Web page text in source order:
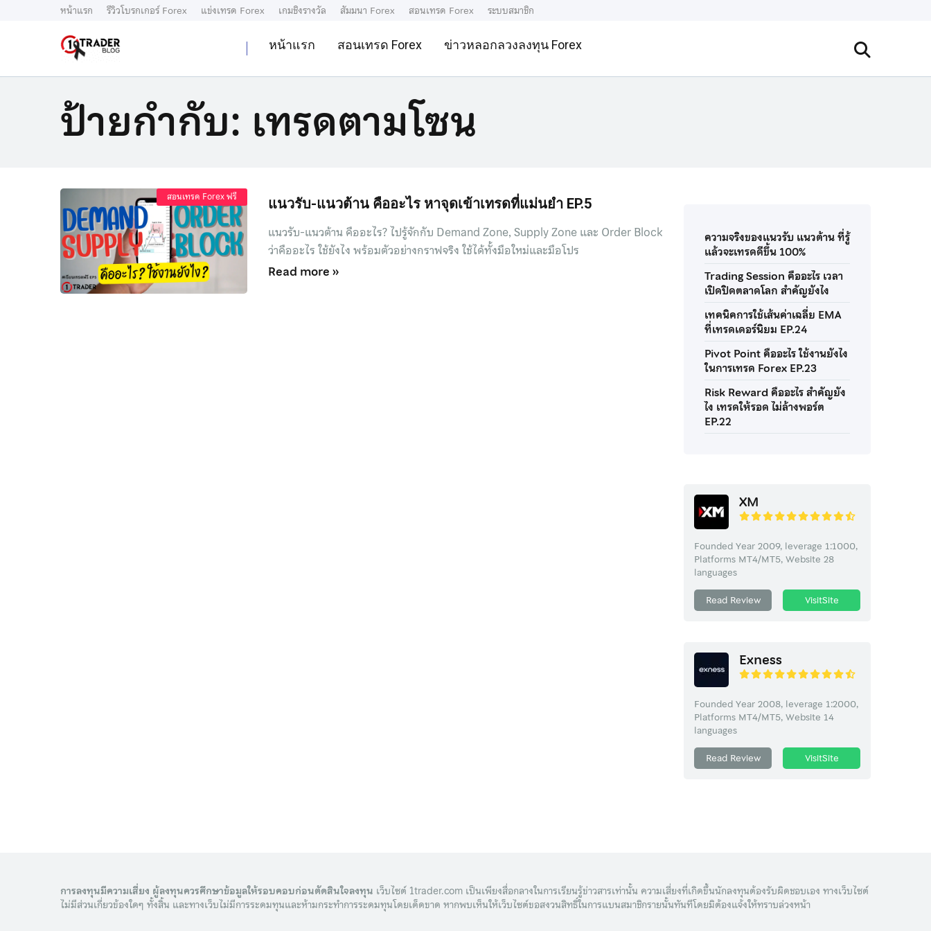
หน้าแรก รีวิวโบรกเกอร์ Forex แข่งเทรด Forex เกมชิงรางวัล สัมมนา Forex สอนเทรด Forex ระบบสมาชิก
หน้าแรก สอนเทรด Forex ข่าวหลอกลวงลงทุน Forex
ป้ายกำกับ: เทรดตามโซน
สอนเทรด Forex ฟรี แนวรับ-แนวต้าน คืออะไร หาจุดเข้าเทรดที่แม่นยำ EP.5
แนวรับ-แนวต้าน คืออะไร? ไปรู้จักกับ Demand Zone, Supply Zone และ Order Block
ว่าคืออะไร ใช้ยังไง พร้อมตัวอย่างกราฟจริง ใช้ได้ทั้งมือใหม่และมือโปร
Read more »
ความจริงของแนวรับ แนวต้าน ที่รู้
แล้วจะเทรดดีขึ้น 100%
Trading Session คืออะไร เวลา
เปิดปิดตลาดโลก สำคัญยังไง
เทคนิคการใช้เส้นค่าเฉลี่ย EMA
ที่เทรดเดอร์นิยม EP.24
Pivot Point คืออะไร ใช้งานยังไง
ในการเทรด Forex EP.23
Risk Reward คืออะไร สำคัญยัง
ไง เทรดให้รอด ไม่ล้างพอร์ต
EP.22
XM
Founded Year 2009, leverage 1:1000,
Platforms MT4/MT5, Website 28
languages
Read Review
VisitSite
Exness
Founded Year 2008, leverage 1:2000,
Platforms MT4/MT5, Website 14
languages
Read Review
VisitSite
การลงทุนมีความเสี่ยง ผู้ลงทุนควรศึกษาข้อมูลให้รอบคอบก่อนตัดสินใจลงทุน เว็บไซต์ 1trader.com เป็นเพียงสื่อกลางในการเรียนรู้ข่าวสารเท่านั้น ความเสี่ยงที่เกิดขึ้นนักลงทุนต้องรับผิดชอบเอง ทางเว็บไซต์
ไม่มีส่วนเกี่ยวข้องใดๆ ทั้งสิ้น และทางเว็บไม่มีการระดมทุนและห้ามกระทำการระดมทุนโดยเด็ดขาด หากพบเห็นให้เว็บไซต์ขอสงวนสิทธิ์ในการแบนสมาชิกรายนั้นทันทีโดยมิต้องแจ้งให้ทราบล่วงหน้า